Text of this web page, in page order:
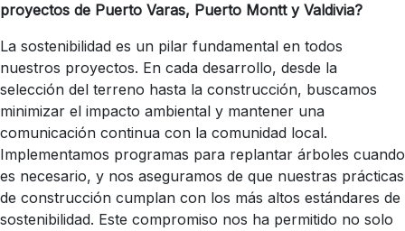
proyectos de Puerto Varas, Puerto Montt y Valdivia?
La sostenibilidad es un pilar fundamental en todos
nuestros proyectos. En cada desarrollo, desde la
selección del terreno hasta la construcción, buscamos
minimizar el impacto ambiental y mantener una
comunicación continua con la comunidad local.
Implementamos programas para replantar árboles cuando
es necesario, y nos aseguramos de que nuestras prácticas
de construcción cumplan con los más altos estándares de
sostenibilidad. Este compromiso nos ha permitido no solo